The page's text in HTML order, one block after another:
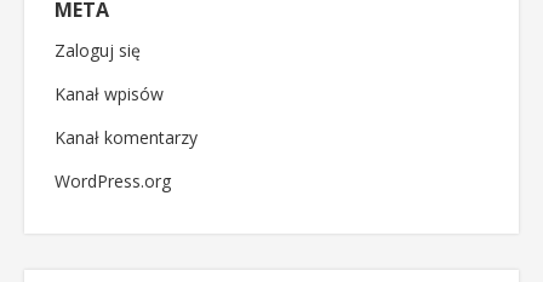
META
Zaloguj się
Kanał wpisów
Kanał komentarzy
WordPress.org